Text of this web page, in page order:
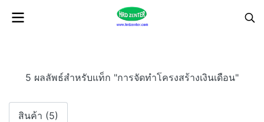
5 ผลลัพธ์สำหรับแท็ก "การจัดทำโครงสร้างเงินเดือน"
สินค้า (5)